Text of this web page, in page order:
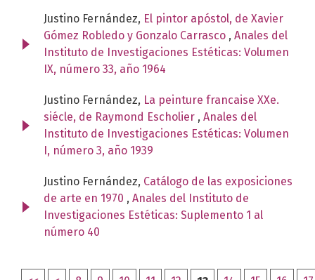
Justino Fernández, El pintor apóstol, de Xavier
Gómez Robledo y Gonzalo Carrasco , Anales del
Instituto de Investigaciones Estéticas: Volumen
IX, número 33, año 1964
Justino Fernández, La peinture francaise XXe.
siécle, de Raymond Escholier , Anales del
Instituto de Investigaciones Estéticas: Volumen
I, número 3, año 1939
Justino Fernández, Catálogo de las exposiciones
de arte en 1970 , Anales del Instituto de
Investigaciones Estéticas: Suplemento 1 al
número 40